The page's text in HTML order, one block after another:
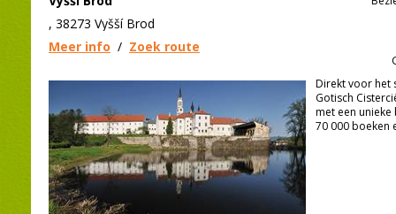
, 38273 Vyšší Brod
Meer info / Zoek route
Direkt voor het
Gotisch
met een
70 000 boeken